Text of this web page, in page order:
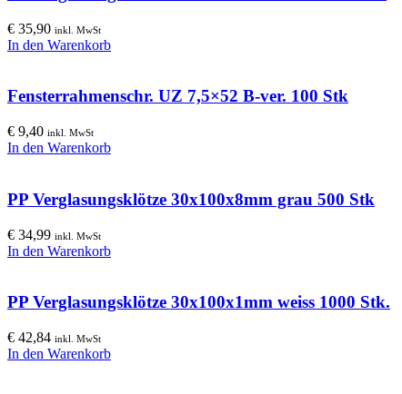
€ 35,90 inkl. MwSt
In den Warenkorb
Fensterrahmenschr. UZ 7,5×52 B-ver. 100 Stk
€ 9,40 inkl. MwSt
In den Warenkorb
PP Verglasungsklötze 30x100x8mm grau 500 Stk
€ 34,99 inkl. MwSt
In den Warenkorb
PP Verglasungsklötze 30x100x1mm weiss 1000 Stk.
€ 42,84 inkl. MwSt
In den Warenkorb